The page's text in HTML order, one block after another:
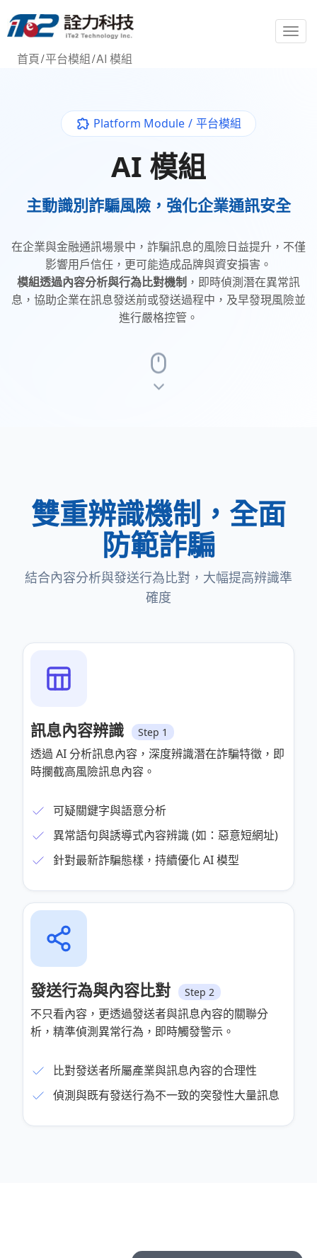
T
a
o
首頁/平台模組/AI 模組
Platform Module / 平台模組
AI 模組
主動識別詐騙風險，強化企業通訊安全
在企業與金融通訊場景中，詐騙訊息的風險日益提升，不僅
影響用戶信任，更可能造成品牌與資安損害。
模組透過內容分析與行為比對機制 ，即時偵測潛在異常訊
息，協助企業在訊息發送前或發送過程中，及早發現風險並
進行嚴格控管。
雙重辨識機制，全面
防範詐騙
結合內容分析與發送行為比對，大幅提高辨識準
確度
訊息內容辨識 Step 1
透過 AI 分析訊息內容，深度辨識潛在詐騙特徵，即
時攔截高風險訊息內容。
可疑關鍵字與語意分析
異常語句與誘導式內容辨識 (如：惡意短網址)
針對最新詐騙態樣，持續優化 AI 模型
發送行為與內容比對 Step 2
不只看內容，更透過發送者與訊息內容的關聯分
析，精準偵測異常行為，即時觸發警示。
比對發送者所屬產業與訊息內容的合理性
偵測與既有發送行為不一致的突發性大量訊息